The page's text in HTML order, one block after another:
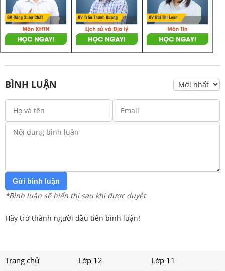
BÌNH LUẬN
Gửi bình luận
*Bình luận sẽ hiển thị sau khi được duyệt
Hãy trở thành người đầu tiên bình luận!
Trang chủ Lớp 12
Lớp 11